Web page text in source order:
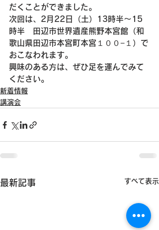
だくことができました。
次回は、 2月22日（土）13時半～15
時半　田辺市世界遺産熊野本宮館（和
歌山県田辺市本宮町本宮１００−１）で
おこなわれます。
興味のある方は、ぜひ足を運んでみて
ください。
新着情報
講演会
最新記事 すべて表示